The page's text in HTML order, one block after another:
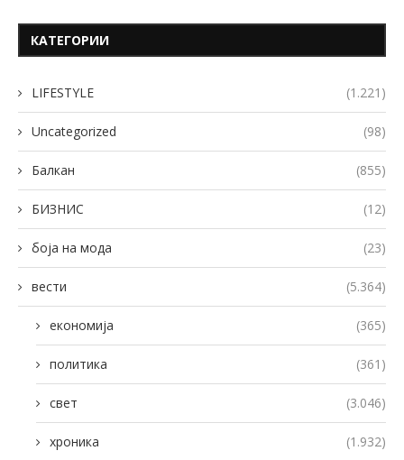
КАТЕГОРИИ
LIFESTYLE (1.221)
Uncategorized (98)
Балкан (855)
БИЗНИС (12)
боја на мода (23)
вести (5.364)
економија (365)
политика (361)
свет (3.046)
хроника (1.932)